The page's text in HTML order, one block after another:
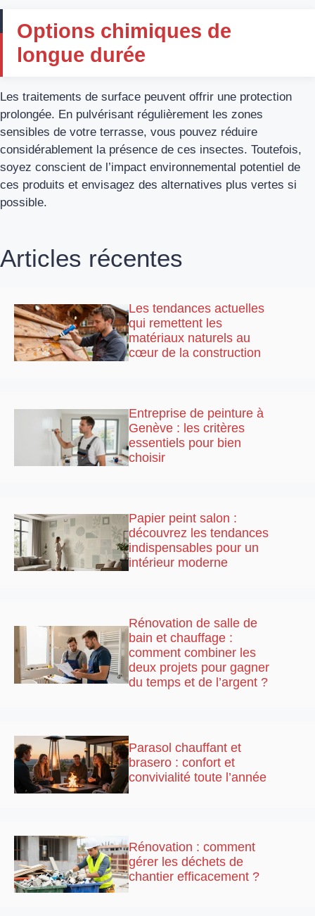
Options chimiques de
longue durée
Les traitements de surface peuvent offrir une protection
prolongée. En pulvérisant régulièrement les zones
sensibles de votre terrasse, vous pouvez réduire
considérablement la présence de ces insectes. Toutefois,
soyez conscient de l’impact environnemental potentiel de
ces produits et envisagez des alternatives plus vertes si
possible.
Articles récentes
Les tendances actuelles
qui remettent les
matériaux naturels au
cœur de la construction
Entreprise de peinture à
Genève : les critères
essentiels pour bien
choisir
Papier peint salon :
découvrez les tendances
indispensables pour un
intérieur moderne
Rénovation de salle de
bain et chauffage :
comment combiner les
deux projets pour gagner
du temps et de l’argent ?
Parasol chauffant et
brasero : confort et
convivialité toute l’année
Rénovation : comment
gérer les déchets de
chantier efficacement ?